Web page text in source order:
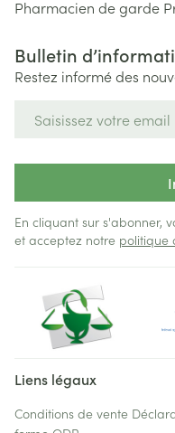
Pharmacien de garde
Bulletin
Restez informé des
En cliquant sur s'abonner,
et acceptez notre politique
Liens légaux
Conditions de vente